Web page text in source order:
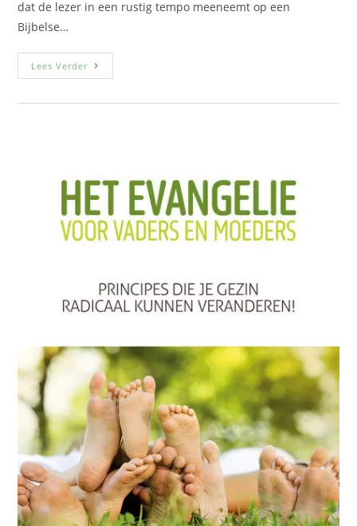
dat de lezer in een rustig tempo meeneemt op een
Bijbelse…
Lees Verder